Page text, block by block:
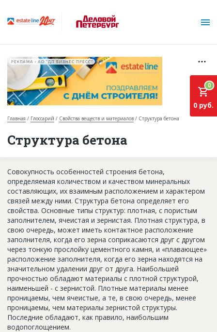
О проекте
База строящихся объектов
Инвестпроекты
Глоссарий
Новости
Платные услуги
Пресс-релизы
Правила работы
Контакты
Личный кабинет
РЕКЛАМА • АО "ДП БИЗНЕС ПРЕСС"
Главная Глоссарий Свойства веществ и материалов Структура бетона
Структура бетона
0
0 руб.
Совокупность особенностей строения бетона,
определяемая количеством и качеством минеральных
составляющих, их взаимным расположением и характером
связей между ними. Структура бетона определяет его
свойства. Основные типы структур: плотная, с пористым
заполнителем, ячеистая и зернистая. Плотная структура, в
свою очередь, может иметь контактное расположение
заполнителя, когда его зерна соприкасаются друг с другом
через тонкую прослойку цементного камня, и «плавающее»
расположение заполнителя, когда его зерна находятся на
значительном удалении друг от друга. Наибольшей
прочностью обладают материалы с плотной структурой,
наименьшей - с зернистой. Плотные материалы менее
проницаемы, чем ячеистые, а те, в свою очередь, менее
проницаемы, чем материалы зернистой структуры.
Последние обладают, как правило, наибольшим
водопоглощением.